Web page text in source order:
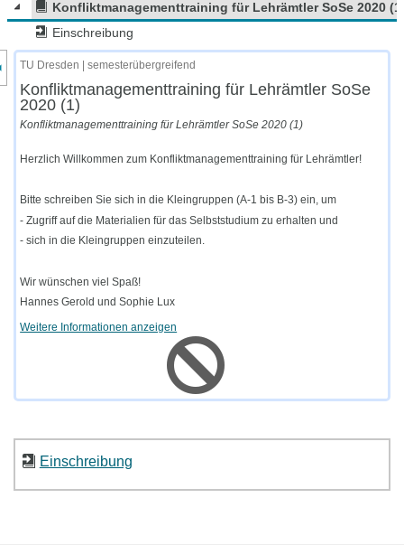
Konfliktmanagementtraining für Lehrämtler SoSe 2020
Einschreibung
des Kursmenüs
TU Dresden | semesterübergreifend
Konfliktmanagementtraining für Lehrämtler SoSe
2020 (1)
Konfliktmanagementtraining für Lehrämtler SoSe 2020 (1)
Herzlich Willkommen zum Konfliktmanagementtraining für Lehrämtler!
Bitte schreiben Sie sich in die Kleingruppen (A-1 bis B-3) ein, um
- Zugriff auf die Materialien für das Selbststudium zu erhalten und
- sich in die Kleingruppen einzuteilen.
Wir wünschen viel Spaß!
Hannes Gerold und Sophie Lux
Weitere Informationen anzeigen
Einschreibung